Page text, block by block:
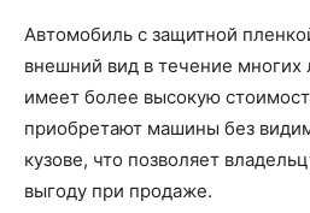
Автомобиль с защитной
внешний вид в течение
имеет более высокую
приобретают машины без
кузове, что позволяет
выгоду при продаже.